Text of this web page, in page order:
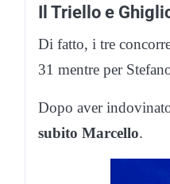
Il Triello e
Di fatto, i tre
31 mentre per
Dopo aver
subito Marcello.